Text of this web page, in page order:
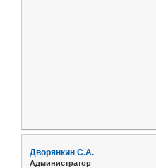
Дворянкин С.А.
Администратор